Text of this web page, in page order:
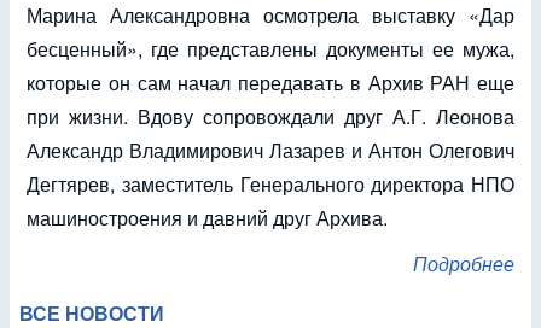
Марина Александровна осмотрела выставку «Дар
бесценный», где представлены документы ее мужа,
которые он сам начал передавать в Архив РАН еще
при жизни. Вдову сопровождали друг А.Г. Леонова
Александр Владимирович Лазарев и Антон Олегович
Дегтярев, заместитель Генерального директора НПО
машиностроения и давний друг Архива.
Подробнее
ВСЕ НОВОСТИ